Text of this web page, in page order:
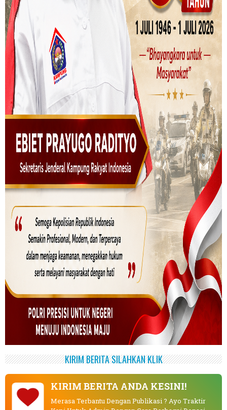
KIRIM BERITA SILAHKAN KLIK
KIRIM BERITA ANDA KESINI!
Merasa Terbantu Dengan Publikasi ? Ayo Traktir